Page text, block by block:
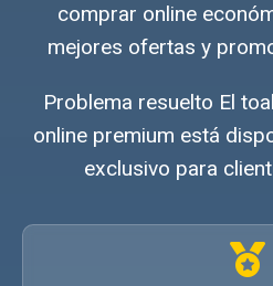
comprar online
mejores ofertas y
Problema resuelto El
online premium está
exclusivo para